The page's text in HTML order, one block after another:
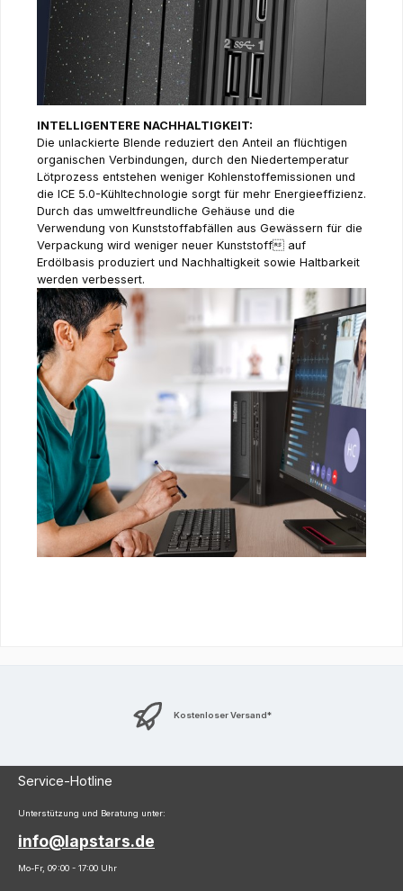
INTELLIGENTERE NACHHALTIGKEIT:
Die unlackierte Blende reduziert den Anteil an flüchtigen
organischen Verbindungen, durch den Niedertemperatur
Lötprozess entstehen weniger Kohlenstoffemissionen und
die ICE 5.0-Kühltechnologie sorgt für mehr Energieeffizienz.
Durch das umweltfreundliche Gehäuse und die
Verwendung von Kunststoffabfällen aus Gewässern für die
Verpackung wird weniger neuer Kunststoff auf
Erdölbasis produziert und Nachhaltigkeit sowie Haltbarkeit
werden verbessert.
Kostenloser Versand*
Service-Hotline
Unterstützung und Beratung unter:
info@lapstars.de
Mo-Fr, 09:00 - 17:00 Uhr